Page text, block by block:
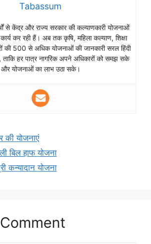
Tabassum
से केंद्र और राज्य सरकार की कल्याणकारी योजनाओं
कर रही हैं। अब तक कृषि, महिला कल्याण, शिक्षा
की 500 से अधिक योजनाओं की जानकारी सरल हिंदी
ताकि हर पात्र नागरिक अपने अधिकारों को समझ सके
और योजनाओं का लाभ उठा सके।
की योजनाएं
बिल हाफ योजना
कन्यादान योजना